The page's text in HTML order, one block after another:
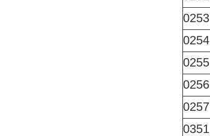
0253
0254
0255
0256
0257
0351